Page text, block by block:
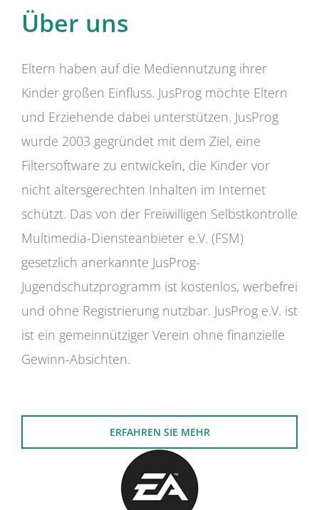
Über uns
Eltern haben auf die Mediennutzung ihrer
Kinder großen Einfluss. JusProg möchte Eltern
und Erziehende dabei unterstützen. JusProg
wurde 2003 gegründet mit dem Ziel, eine
Filtersoftware zu entwickeln, die Kinder vor
nicht altersgerechten Inhalten im Internet
schützt. Das von der Freiwilligen Selbstkontrolle
Multimedia-Diensteanbieter e.V. (FSM)
gesetzlich anerkannte JusProg-
Jugendschutzprogramm ist kostenlos, werbefrei
und ohne Registrierung nutzbar. JusProg e.V. ist
ist ein gemeinnütziger Verein ohne finanzielle
Gewinn-Absichten.
ERFAHREN SIE MEHR